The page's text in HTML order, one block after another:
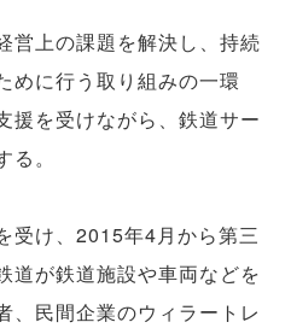
営上の課題を解決し、持続
めに行う取り組みの一環
援を受けながら、鉄道サー
。
受け、2015年4月から第三
道が鉄道施設や車両などを
、民間企業のウィラートレ